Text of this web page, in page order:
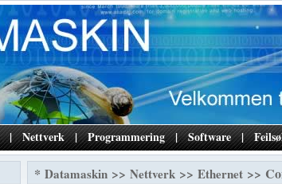
| Nettverk | Programmering | Software |
* Datamaskin >> Nettverk >> Ethernet >>